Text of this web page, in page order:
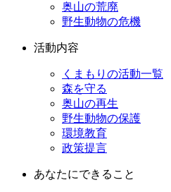
奥山の荒廃
野生動物の危機
活動内容
くまもりの活動一覧
森を守る
奥山の再生
野生動物の保護
環境教育
政策提言
あなたにできること